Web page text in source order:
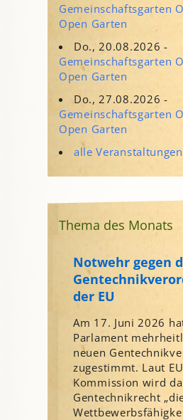
Gemeinschaftsgarten
Open Garten
Do., 20.08.2026 -
Gemeinschaftsgarten
Open Garten
Do., 27.08.2026 -
Gemeinschaftsgarten
Open Garten
alle Veranstaltungen
Thema des Monats
Notwehr gegen
der EU
Am 17. Juni 2026
Parlament
neuen
zugestimmt. Laut
Kommission wird
Gentechnikrecht